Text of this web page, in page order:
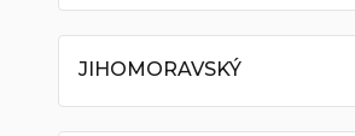
JIHOMORAVSKÝ